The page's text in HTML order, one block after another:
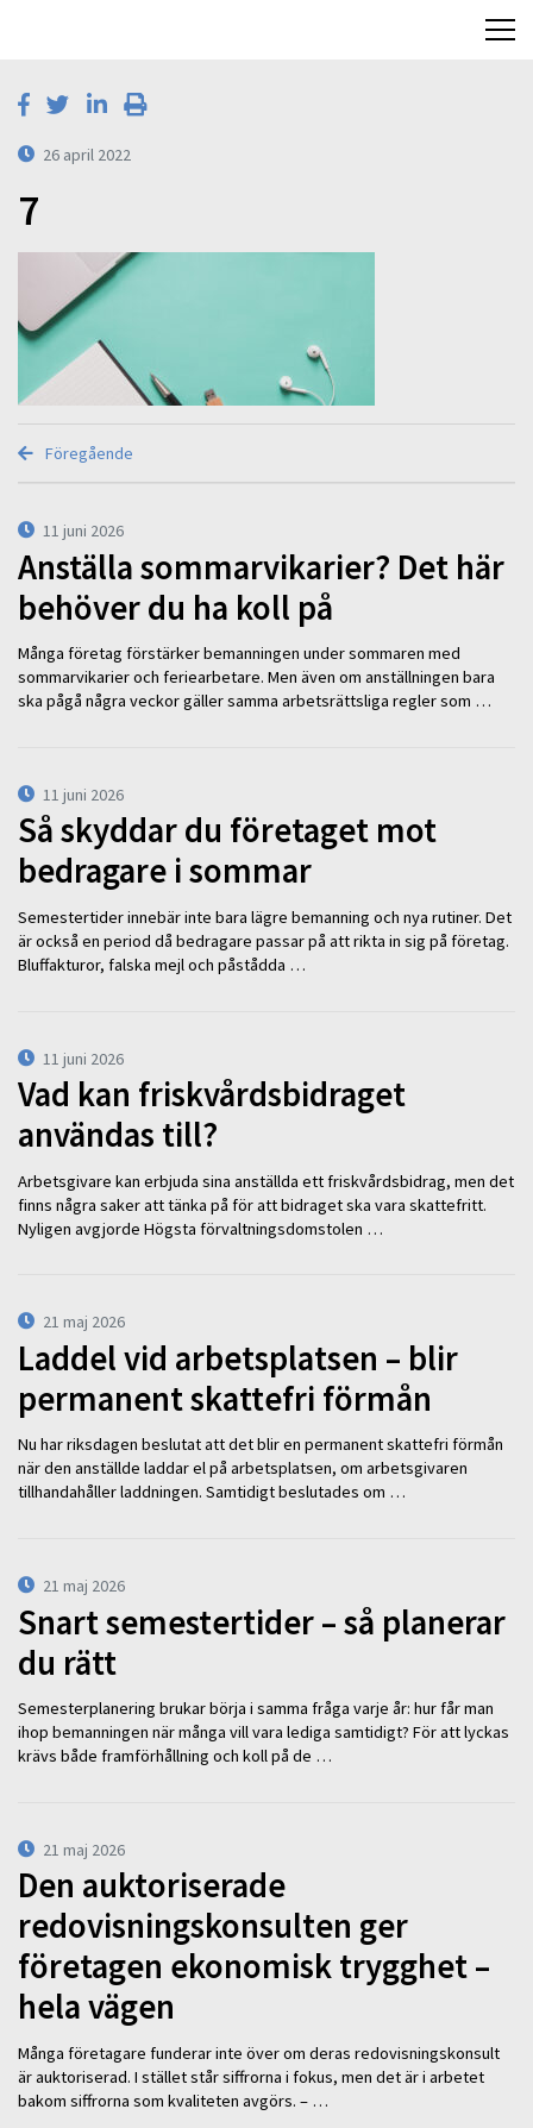
26 april 2022
7
Föregående
11 juni 2026
Anställa sommarvikarier? Det här
behöver du ha koll på
Många företag förstärker bemanningen under sommaren med
sommarvikarier och feriearbetare. Men även om anställningen bara
ska pågå några veckor gäller samma arbetsrättsliga regler som …
11 juni 2026
Så skyddar du företaget mot
bedragare i sommar
Semestertider innebär inte bara lägre bemanning och nya rutiner. Det
är också en period då bedragare passar på att rikta in sig på företag.
Bluffakturor, falska mejl och påstådda …
11 juni 2026
Vad kan friskvårdsbidraget
användas till?
Arbetsgivare kan erbjuda sina anställda ett friskvårdsbidrag, men det
finns några saker att tänka på för att bidraget ska vara skattefritt.
Nyligen avgjorde Högsta förvaltningsdomstolen …
21 maj 2026
Laddel vid arbetsplatsen – blir
permanent skattefri förmån
Nu har riksdagen beslutat att det blir en permanent skattefri förmån
när den anställde laddar el på arbetsplatsen, om arbetsgivaren
tillhandahåller laddningen. Samtidigt beslutades om …
21 maj 2026
Snart semestertider – så planerar
du rätt
Semesterplanering brukar börja i samma fråga varje år: hur får man
ihop bemanningen när många vill vara lediga samtidigt? För att lyckas
krävs både framförhållning och koll på de …
21 maj 2026
Den auktoriserade
redovisningskonsulten ger
företagen ekonomisk trygghet –
hela vägen
Många företagare funderar inte över om deras redovisningskonsult
är auktoriserad. I stället står siffrorna i fokus, men det är i arbetet
bakom siffrorna som kvaliteten avgörs. – …